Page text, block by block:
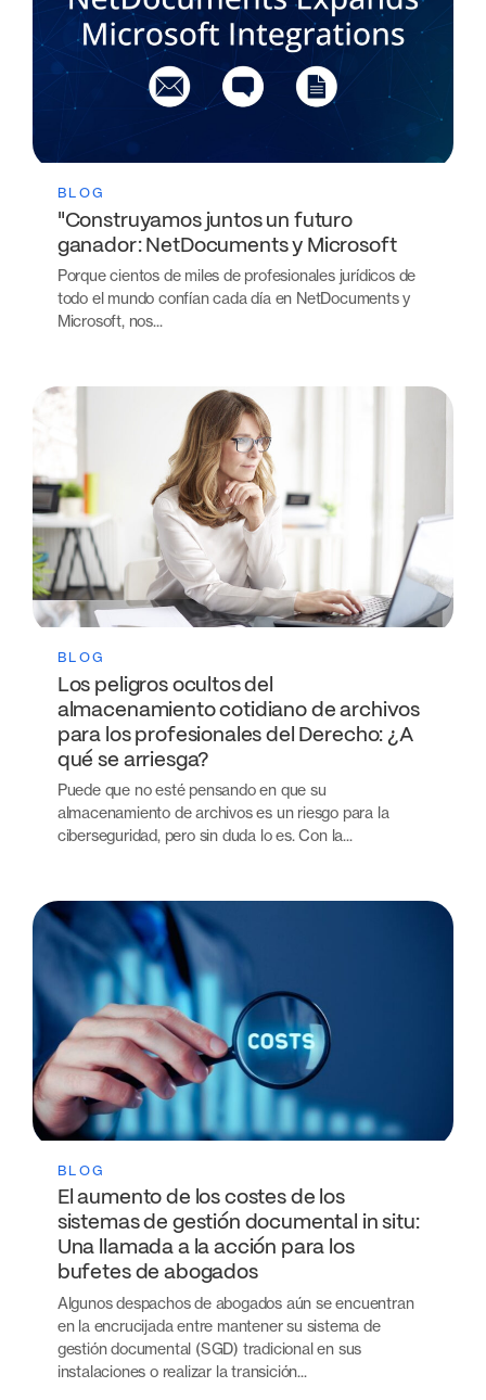
BLOG
"Construyamos juntos un futuro
ganador: NetDocuments y Microsoft
Porque cientos de miles de profesionales jurídicos de
todo el mundo confían cada día en NetDocuments y
Microsoft, nos...
BLOG
Los peligros ocultos del
almacenamiento cotidiano de archivos
para los profesionales del Derecho: ¿A
qué se arriesga?
Puede que no esté pensando en que su
almacenamiento de archivos es un riesgo para la
ciberseguridad, pero sin duda lo es. Con la...
BLOG
El aumento de los costes de los
sistemas de gestión documental in situ:
Una llamada a la acción para los
bufetes de abogados
Algunos despachos de abogados aún se encuentran
en la encrucijada entre mantener su sistema de
gestión documental (SGD) tradicional en sus
instalaciones o realizar la transición...